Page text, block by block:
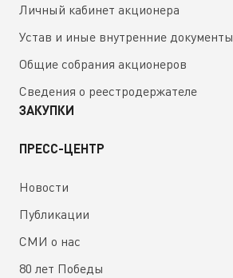
Личный кабинет акционера
Устав и иные внутренние документы
Общие собрания акционеров
Сведения о реестродержателе
ЗАКУПКИ
ПРЕСС-ЦЕНТР
Новости
Публикации
СМИ о нас
80 лет Победы